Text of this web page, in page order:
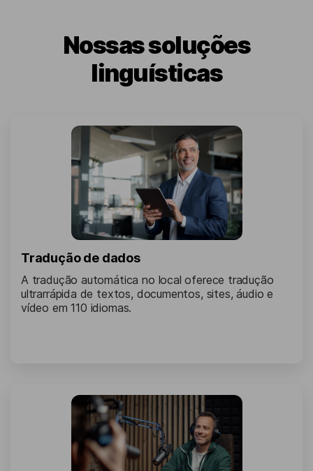
Nossas soluções
linguísticas
Tradução de dados
A tradução automática no local oferece tradução
ultrarrápida de textos, documentos, sites, áudio e
vídeo em 110 idiomas.